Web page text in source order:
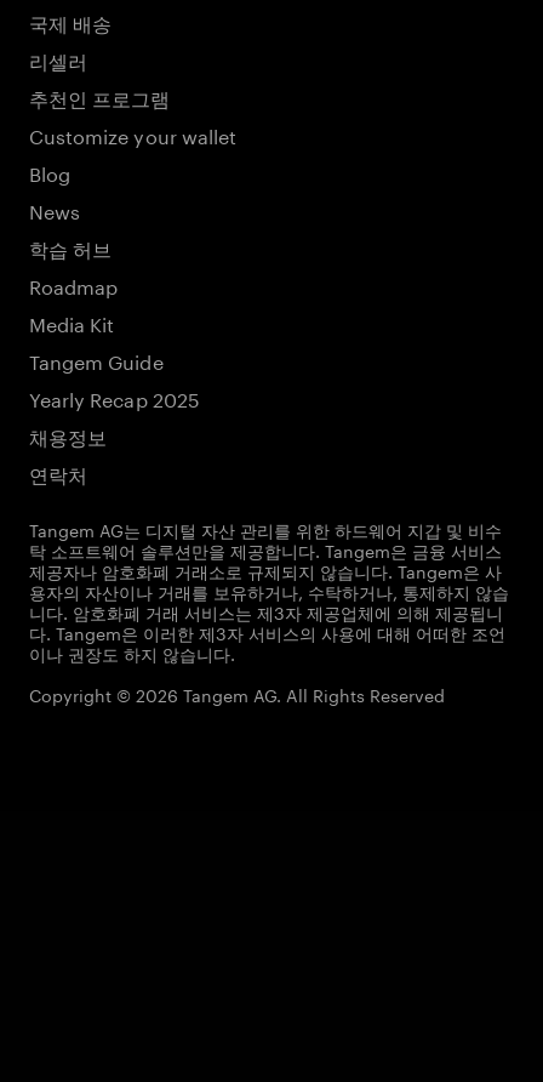
국제 배송
리셀러
추천인 프로그램
Customize your wallet
Blog
News
학습 허브
Roadmap
Media Kit
Tangem Guide
Yearly Recap 2025
채용정보
연락처
Tangem AG는 디지털 자산 관리를 위한 하드웨어 지갑 및 비수
탁 소프트웨어 솔루션만을 제공합니다. Tangem은 금융 서비스
제공자나 암호화폐 거래소로 규제되지 않습니다. Tangem은 사
용자의 자산이나 거래를 보유하거나, 수탁하거나, 통제하지 않습
니다. 암호화폐 거래 서비스는 제3자 제공업체에 의해 제공됩니
다. Tangem은 이러한 제3자 서비스의 사용에 대해 어떠한 조언
이나 권장도 하지 않습니다.